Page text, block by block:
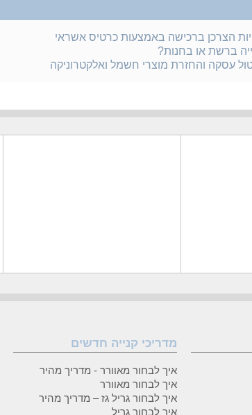
הצרכן ברכישה באמצעות כרטיס אשראי
ברשת או בחנות?
עסקה והחזרת מוצרי חשמל ואלקטרוניקה
מדריכי קנייה חדשים
איך לבחור מאוורר - מדריך מהיר
איך לבחור מאוורר
איך לבחור גריל גז – מדריך מהיר
איך לבחור גריל